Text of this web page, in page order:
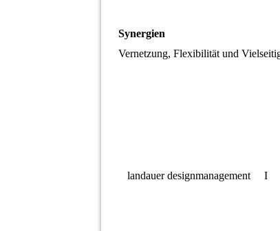
Synergien
Vernetzung, Flexibilität und
landauer